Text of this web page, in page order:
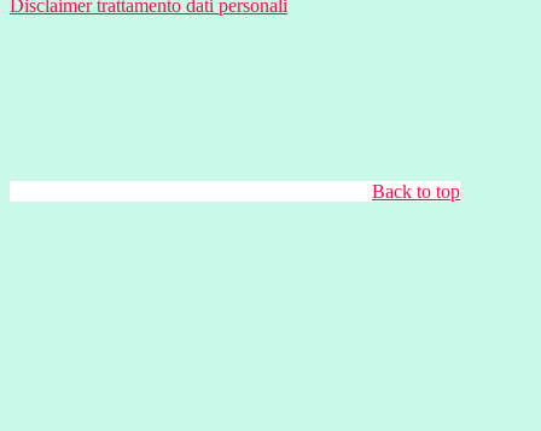
Disclaimer trattamento dati personali
Back to top